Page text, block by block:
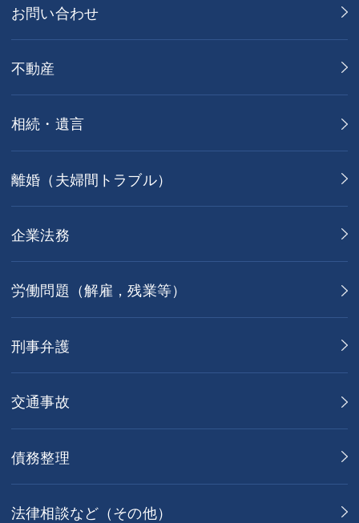
お問い合わせ
不動産
相続・遺言
離婚（夫婦間トラブル）
企業法務
労働問題（解雇，残業等）
刑事弁護
交通事故
債務整理
法律相談など（その他）